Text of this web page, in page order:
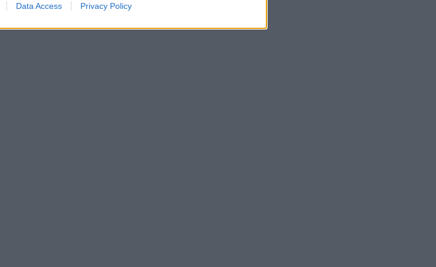
Data Access Privacy Policy